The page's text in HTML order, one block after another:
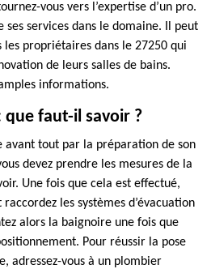
vous vers l’expertise d’un pro.
ses services dans le domaine. Il peut
propriétaires dans le 27250 qui
de leurs salles de bains.
informations.
que faut-il savoir ?
avant tout par la préparation de son
devez prendre les mesures de la
Une fois que cela est effectué,
les systèmes d’évacuation
alors la baignoire une fois que
Pour réussir la pose
adressez-vous à un plombier